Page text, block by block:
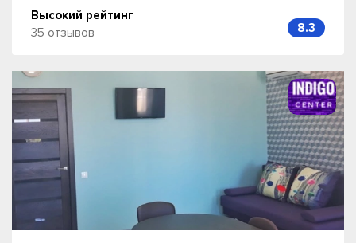
Высокий рейтинг
35 отзывов
8.3